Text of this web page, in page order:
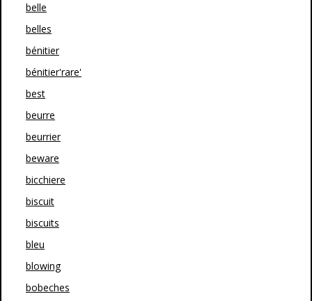
belle
belles
bénitier
bénitier'rare'
best
beurre
beurrier
beware
bicchiere
biscuit
biscuits
bleu
blowing
bobeches